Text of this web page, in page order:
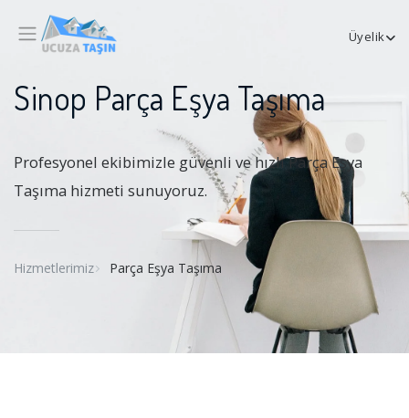
Üyelik
Sinop Parça Eşya Taşıma
Profesyonel ekibimizle güvenli ve hızlı Parça Eşya
Taşıma hizmeti sunuyoruz.
Hizmetlerimiz Parça Eşya Taşıma